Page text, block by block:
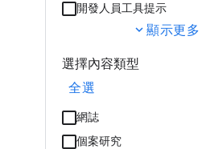
開發人員工具提示
expand_more顯示更多
選擇內容類型
全選
網誌
個案研究